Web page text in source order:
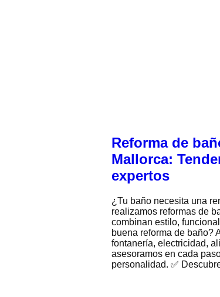
Reforma de
Mallorca:
expertos
¿Tu baño necesita una
realizamos reformas de
combinan estilo,
buena reforma de baño?
fontanería, electricidad,
asesoramos en cada
personalidad. ✅